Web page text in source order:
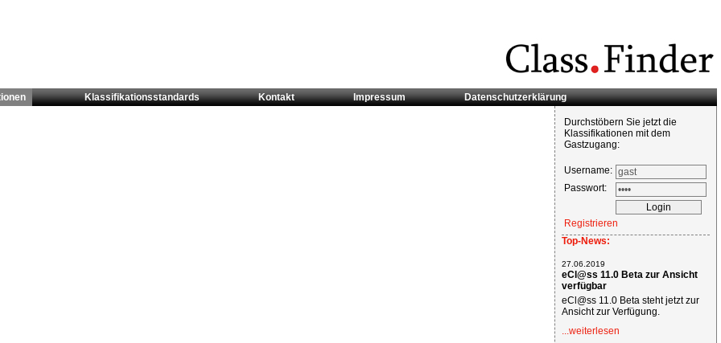
Klassifikationsstandards Kontakt Impressum Datenschutzerklärung
Durchstöbern Sie jetzt die
Klassifikationen mit dem
Gastzugang:
Username:
Passwort:
Registrieren
Top-News:
27.06.2019
eCl@ss 11.0 Beta zur Ansicht
verfügbar
eCl@ss 11.0 Beta steht jetzt zur
Ansicht zur Verfügung.
...weiterlesen